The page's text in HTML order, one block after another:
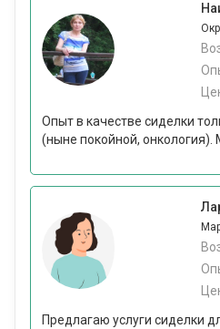
Опыт в качестве сиделки
(ныне покойной, онкология).
Предлагаю услуги сиделки